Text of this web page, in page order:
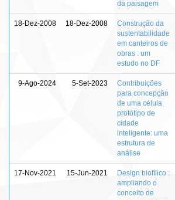
da paisagem
18-Dez-2008 18-Dez-2008
Construção da
sustentabilidade
em canteiros de
obras : um
estudo no DF
9-Ago-2024 5-Set-2023
Contribuições
para concepção
de uma célula
protótipo de
cidade
inteligente: uma
estrutura de
análise
17-Nov-2021 15-Jun-2021
Design biofílico :
ampliando o
conceito de